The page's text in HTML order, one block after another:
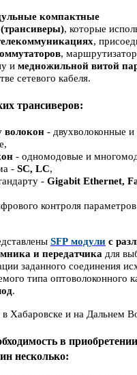
компактные
трансиверы), которые
,
,
и медножильной витой
сетевого кабеля.
трансиверов:
волокон - двухволоконные и
- одномодовые и
- SC, LC,
- Gigabit Ethernet,
контроля
SFP модули с
и передатчика для
заданного соединения
типа оптоволоконного
.
в
несколько: